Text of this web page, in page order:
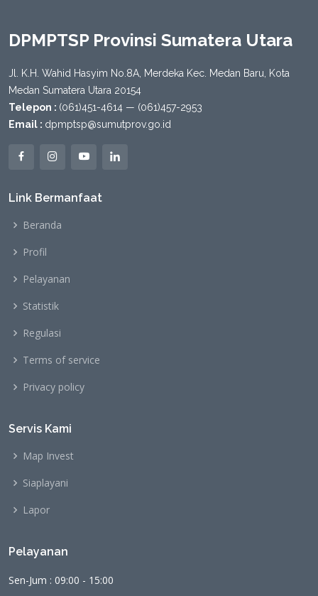
DPMPTSP Provinsi Sumatera Utara
Jl. K.H. Wahid Hasyim No.8A, Merdeka Kec. Medan Baru, Kota
Medan Sumatera Utara 20154
Telepon : (061)451-4614 — (061)457-2953
Email : dpmptsp@sumutprov.go.id
Link Bermanfaat
Beranda
Profil
Pelayanan
Statistik
Regulasi
Terms of service
Privacy policy
Servis Kami
Map Invest
Siaplayani
Lapor
Pelayanan
Sen-Jum : 09:00 - 15:00